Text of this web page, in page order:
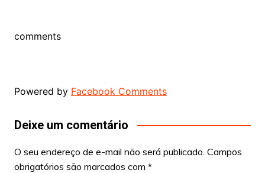
comments
Powered by Facebook Comments
Deixe um comentário
O seu endereço de e-mail não será publicado. Campos
obrigatórios são marcados com *